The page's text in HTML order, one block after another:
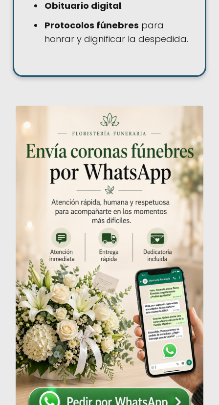
Obituario digital.
Protocolos fúnebres para
honrar y dignificar la despedida.